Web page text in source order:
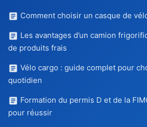
Comment choisir un casque de
Les avantages d’un camion
de produits frais
Vélo cargo : guide complet pour
quotidien
Formation du permis D et de la
pour réussir